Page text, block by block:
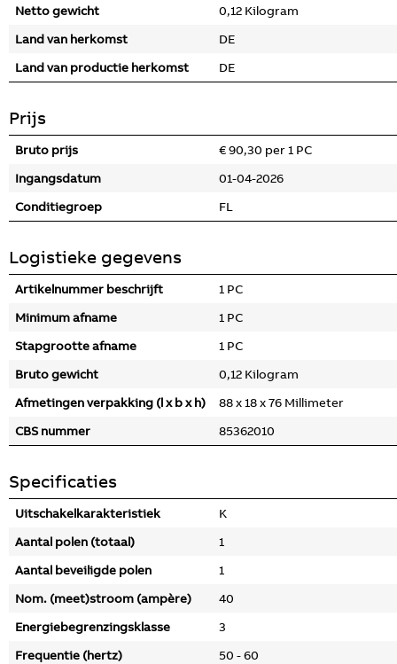
Netto gewicht
0,12 Kilogram
Land van herkomst
DE
Land van productie herkomst
DE
Prijs
Bruto prijs
€ 90,30 per 1 PC
Ingangsdatum
01-04-2026
Conditiegroep
FL
Logistieke gegevens
Artikelnummer beschrijft
1 PC
Minimum afname
1 PC
Stapgrootte afname
1 PC
Bruto gewicht
0,12 Kilogram
Afmetingen verpakking (l x b x h)
88 x 18 x 76 Millimeter
CBS nummer
85362010
Specificaties
Uitschakelkarakteristiek
K
Aantal polen (totaal)
1
Aantal beveiligde polen
1
Nom. (meet)stroom (ampère)
40
Energiebegrenzingsklasse
3
Frequentie (hertz)
50 - 60